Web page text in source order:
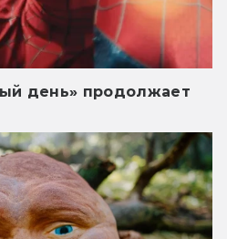
день» продолжает